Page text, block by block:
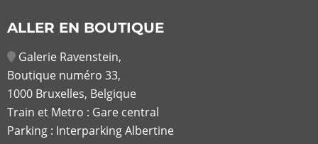
ALLER EN BOUTIQUE
Galerie Ravenstein,
Boutique numéro 33,
1000 Bruxelles, Belgique
Train et Metro : Gare central
Parking : Interparking Albertine